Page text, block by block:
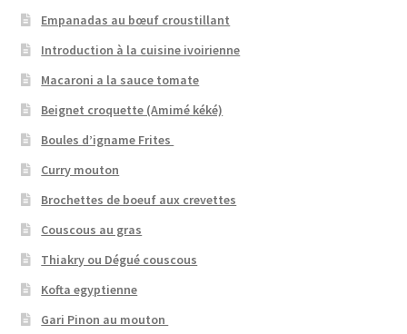
Empanadas au bœuf croustillant
Introduction à la cuisine ivoirienne
Macaroni a la sauce tomate
Beignet croquette (Amimé kéké)
Boules d’igname Frites
Curry mouton
Brochettes de boeuf aux crevettes
Couscous au gras
Thiakry ou Dégué couscous
Kofta egyptienne
Gari Pinon au mouton